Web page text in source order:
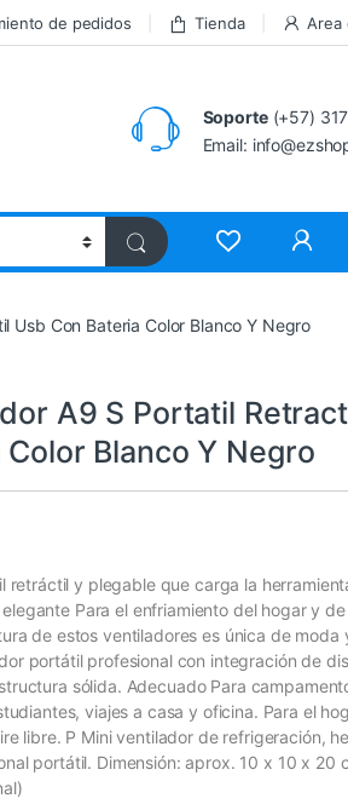
de pedidos Tienda Area
Soporte(+57)
Email:
Usb Con Bateria Color Blanco Y Negro
A9 S Portatil
Blanco Y Negro
retráctil y plegable que carga la
Para el enfriamiento del hogar y
de estos ventiladores es única de moda
portátil profesional con integración de
sólida. Adecuado Para
viajes a casa y oficina. Para el
libre. P Mini ventilador de refrigeración,
portátil. Dimensión: aprox. 10 x 10 x 20